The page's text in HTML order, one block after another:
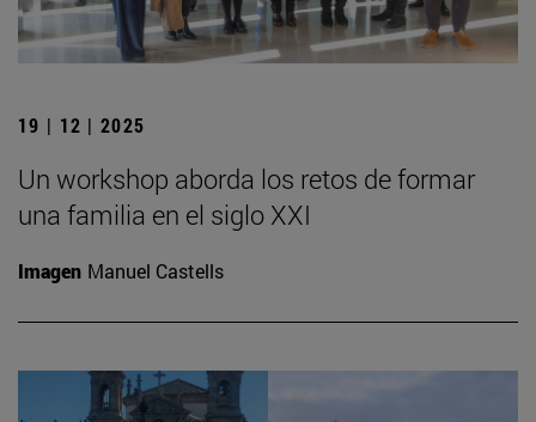
19 | 12 | 2025
Un workshop aborda los retos de formar
una familia en el siglo XXI
Imagen Manuel Castells